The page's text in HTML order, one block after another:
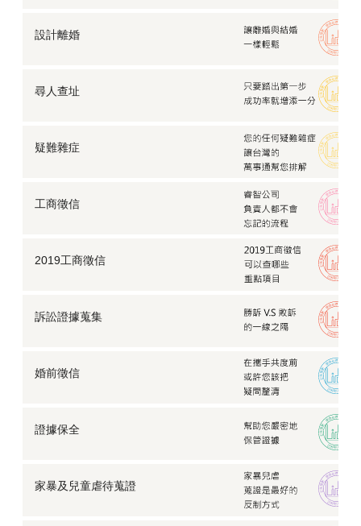
設計離婚
尋人查址
疑難雜症
工商徵信
2019工商徵信
訴訟證據蒐集
婚前徵信
證據保全
家暴及兒童虐待蒐證